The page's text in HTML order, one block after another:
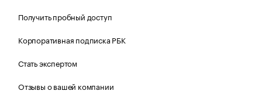
Получить пробный доступ
Корпоративная подписка РБК
Стать экспертом
Отзывы о вашей компании